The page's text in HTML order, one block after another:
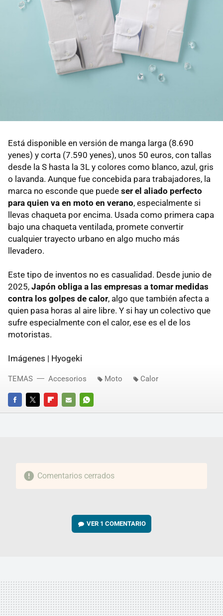
Está disponible en versión de manga larga (8.690
yenes) y corta (7.590 yenes), unos 50 euros, con tallas
desde la S hasta la 3L y colores como blanco, azul, gris
o lavanda. Aunque fue concebida para trabajadores, la
marca no esconde que puede ser el aliado perfecto
para quien va en moto en verano, especialmente si
llevas chaqueta por encima. Usada como primera capa
bajo una chaqueta ventilada, promete convertir
cualquier trayecto urbano en algo mucho más
llevadero.
Este tipo de inventos no es casualidad. Desde junio de
2025, Japón obliga a las empresas a tomar medidas
contra los golpes de calor, algo que también afecta a
quien pasa horas al aire libre. Y si hay un colectivo que
sufre especialmente con el calor, ese es el de los
motoristas.
Imágenes | Hyogeki
FACEBOOKTWITTERFLIPBOARD
E-
WHATSAPP
TEMAS Accesorios Moto Calor
Comentarios cerrados
VER 1 COMENTARIO